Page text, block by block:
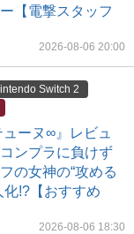
【電撃スタッフ
2026-08-06 20:00
Switch 2
ューヌ∞』レビュ
ンプラに負けず
の女神の“攻める
化!?【おすすめ
2026-08-06 18:30